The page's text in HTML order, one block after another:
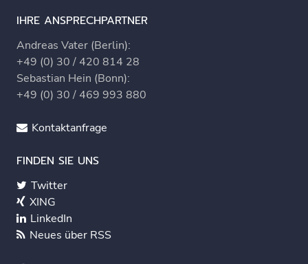
IHRE ANSPRECHPARTNER
Andreas Vater (Berlin):
+49 (0) 30 / 420 814 28
Sebastian Hein (Bonn):
+49 (0) 30 / 469 993 880
Kontaktanfrage
FINDEN SIE UNS
Twitter
XING
LinkedIn
Neues über RSS